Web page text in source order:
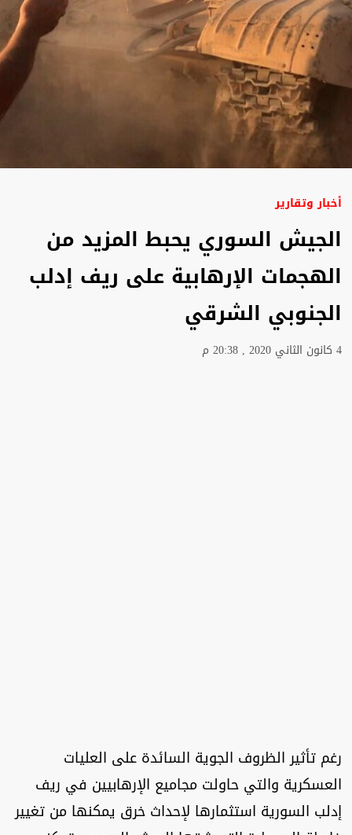
أخبار وتقارير
الجيش السوري يحبط المزيد من
الهجمات الإرهابية على ريف إدلب
الجنوبي الشرقي
4 كانون الثاني 2020 , 20:38 م
رغم تأثير الظروف الجوية السائدة على العليات
العسكرية والتي حاولت مجاميع الإرهابيين في ريف
إدلب السورية استثمارها لإحداث خرق يمكنها من تغيير